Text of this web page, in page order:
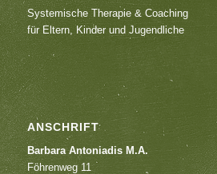
Systemische Therapie & Coaching
für Eltern, Kinder und Jugendliche
ANSCHRIFT
Barbara Antoniadis M.A.
Föhrenweg 11